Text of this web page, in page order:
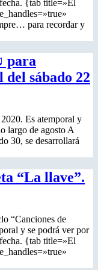
{tab title=»El
para recordar y
para
sábado 22
Es atemporal y
largo de agosto A
30, se desarrollará
“La llave”.
“Canciones de
y se podrá ver por
{tab title=»El